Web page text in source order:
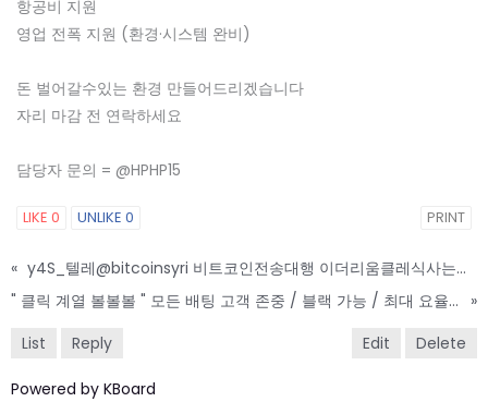
항공비 지원
영업 전폭 지원 (환경·시스템 완비)
돈 벌어갈수있는 환경 만들어드리겠습니다
자리 마감 전 연락하세요
담당자 문의 = @HPHP15
LIKE 0 UNLIKE 0 PRINT
«
y4S_텔레@bitcoinsyri 비트코인전송대행 이더리움클레식사는곳_p2L
" 클릭 계열 볼볼볼 " 모든 배팅 고객 존중 / 블랙 가능 / 최대 요율 제공
»
List
Reply Edit Delete
Powered by KBoard